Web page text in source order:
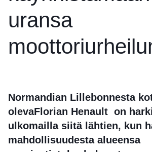
uransa
Normandian Lillebonnesta
olevaFlorian Henault on
ulkomailla siitä lähtien, kun
mahdollisuudesta alueensa